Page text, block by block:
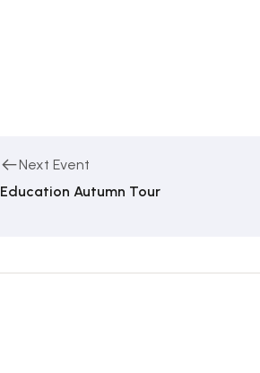
Next Event
Education Autumn Tour